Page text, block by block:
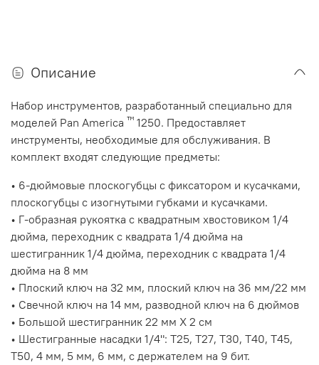
Описание
Набор инструментов, разработанный специально для
моделей Pan America ™ 1250. Предоставляет
инструменты, необходимые для обслуживания. В
комплект входят следующие предметы:
• 6-дюймовые плоскогубцы с фиксатором и кусачками,
плоскогубцы с изогнутыми губками и кусачками.
• Г-образная рукоятка с квадратным хвостовиком 1/4
дюйма, переходник с квадрата 1/4 дюйма на
шестигранник 1/4 дюйма, переходник с квадрата 1/4
дюйма на 8 мм
• Плоский ключ на 32 мм, плоский ключ на 36 мм/22 мм
• Свечной ключ на 14 мм, разводной ключ на 6 дюймов
• Большой шестигранник 22 мм X 2 см
• Шестигранные насадки 1/4": T25, T27, T30, T40, T45,
T50, 4 мм, 5 мм, 6 мм, с держателем на 9 бит.